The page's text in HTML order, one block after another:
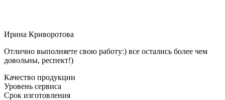
Ирина Криворотова
Отлично выполняете свою работу:) все остались более чем
довольны, респект!)
Качество продукции
Уровень сервиса
Срок изготовления